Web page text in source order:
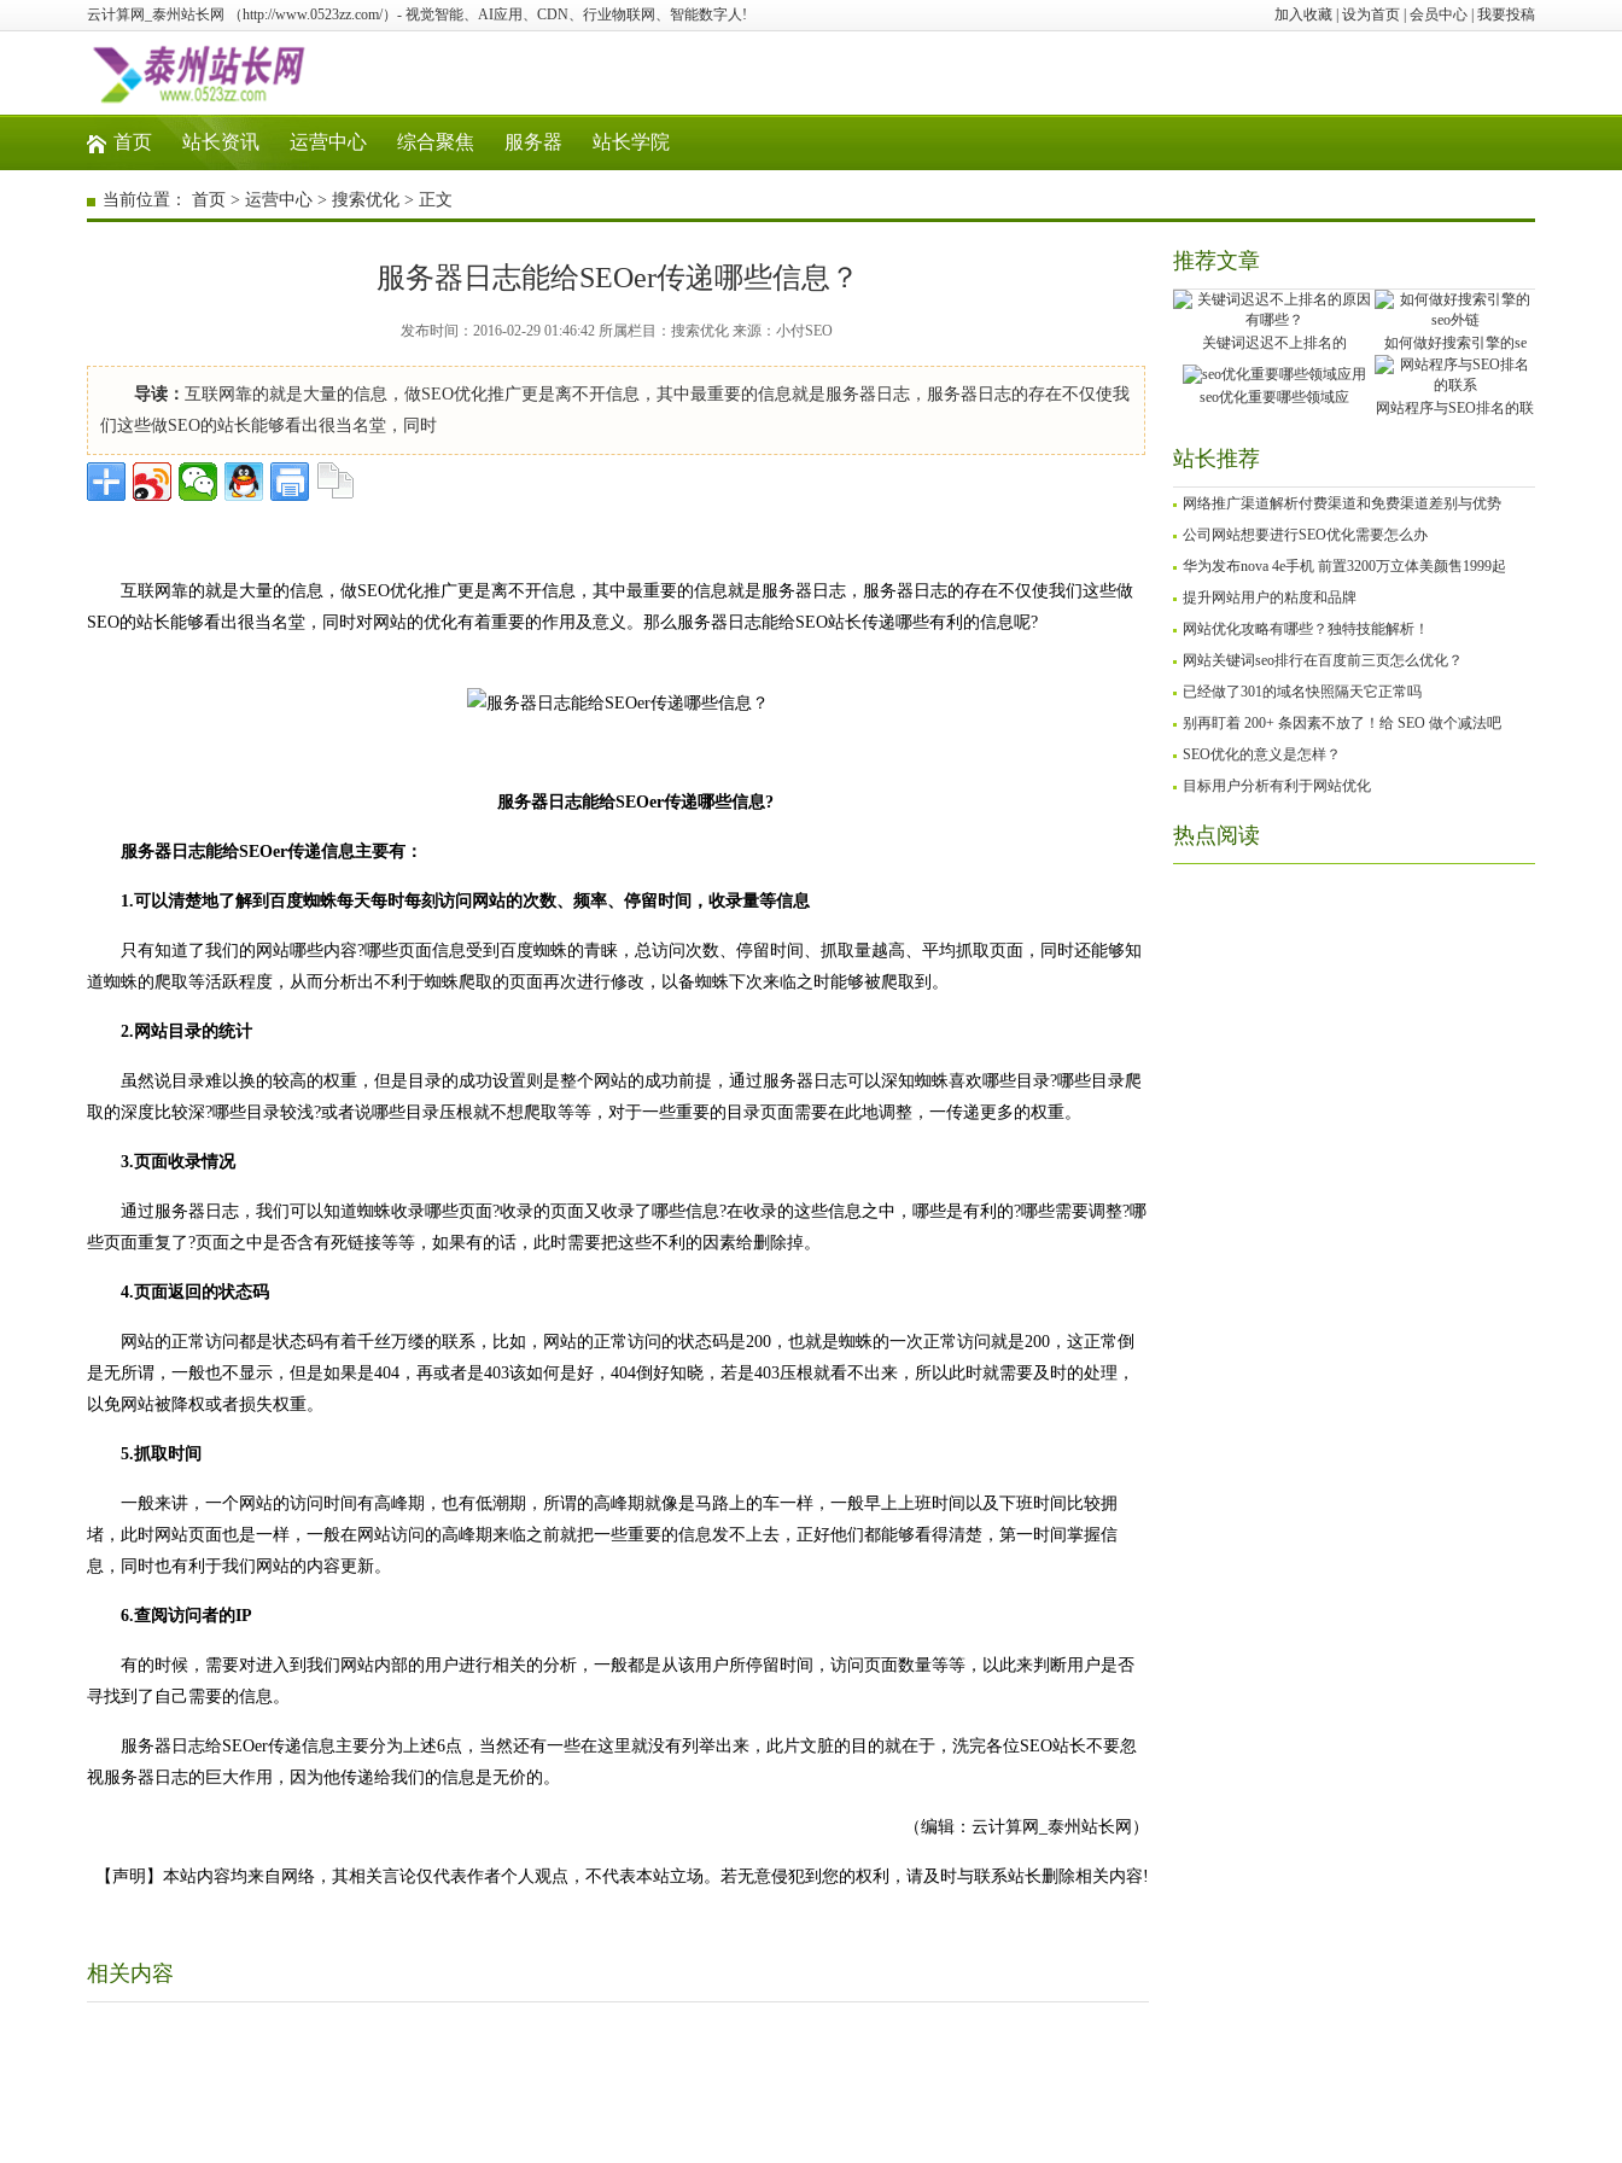
加入收藏 设为首页 会员中心 我要投稿
云计算网_泰州站长网 （http://www.0523zz.com/）- 视觉智能、AI应用、CDN、行业物联网、智能数字人!
首页 站长资讯 运营中心 综合聚焦 服务器 站长学院
当前位置： 首页 > 运营中心 > 搜索优化 > 正文
服务器日志能给SEOer传递哪些信息？
发布时间：2016-02-29 01:46:42 所属栏目：搜索优化 来源：小付SEO
导读： 互联网靠的就是大量的信息，做SEO优化推广更是离不开信息，其中最重要的信息就是服务器日志，服务器日志的存在不仅使我
们这些做SEO的站长能够看出很当名堂，同时
互联网靠的就是大量的信息，做SEO优化推广更是离不开信息，其中最重要的信息就是服务器日志，服务器日志的存在不仅使我们这些做
SEO的站长能够看出很当名堂，同时对网站的优化有着重要的作用及意义。那么服务器日志能给SEO站长传递哪些有利的信息呢?
服务器日志能给SEOer传递哪些信息?
服务器日志能给SEOer传递信息主要有：
1.可以清楚地了解到百度蜘蛛每天每时每刻访问网站的次数、频率、停留时间，收录量等信息
只有知道了我们的网站哪些内容?哪些页面信息受到百度蜘蛛的青睐，总访问次数、停留时间、抓取量越高、平均抓取页面，同时还能够知
道蜘蛛的爬取等活跃程度，从而分析出不利于蜘蛛爬取的页面再次进行修改，以备蜘蛛下次来临之时能够被爬取到。
2.网站目录的统计
虽然说目录难以换的较高的权重，但是目录的成功设置则是整个网站的成功前提，通过服务器日志可以深知蜘蛛喜欢哪些目录?哪些目录爬
取的深度比较深?哪些目录较浅?或者说哪些目录压根就不想爬取等等，对于一些重要的目录页面需要在此地调整，一传递更多的权重。
3.页面收录情况
通过服务器日志，我们可以知道蜘蛛收录哪些页面?收录的页面又收录了哪些信息?在收录的这些信息之中，哪些是有利的?哪些需要调整?哪
些页面重复了?页面之中是否含有死链接等等，如果有的话，此时需要把这些不利的因素给删除掉。
4.页面返回的状态码
网站的正常访问都是状态码有着千丝万缕的联系，比如，网站的正常访问的状态码是200，也就是蜘蛛的一次正常访问就是200，这正常倒
是无所谓，一般也不显示，但是如果是404，再或者是403该如何是好，404倒好知晓，若是403压根就看不出来，所以此时就需要及时的处理，
以免网站被降权或者损失权重。
5.抓取时间
一般来讲，一个网站的访问时间有高峰期，也有低潮期，所谓的高峰期就像是马路上的车一样，一般早上上班时间以及下班时间比较拥
堵，此时网站页面也是一样，一般在网站访问的高峰期来临之前就把一些重要的信息发不上去，正好他们都能够看得清楚，第一时间掌握信
息，同时也有利于我们网站的内容更新。
6.查阅访问者的IP
有的时候，需要对进入到我们网站内部的用户进行相关的分析，一般都是从该用户所停留时间，访问页面数量等等，以此来判断用户是否
寻找到了自己需要的信息。
服务器日志给SEOer传递信息主要分为上述6点，当然还有一些在这里就没有列举出来，此片文脏的目的就在于，洗完各位SEO站长不要忽
视服务器日志的巨大作用，因为他传递给我们的信息是无价的。
（编辑：云计算网_泰州站长网）
【声明】本站内容均来自网络，其相关言论仅代表作者个人观点，不代表本站立场。若无意侵犯到您的权利，请及时与联系站长删除相关内容!
相关内容
推荐文章
关键词迟迟不上排名的 如何做好搜索引擎的se
seo优化重要哪些领域应
网站程序与SEO排名的联
站长推荐
网络推广渠道解析付费渠道和免费渠道差别与优势
公司网站想要进行SEO优化需要怎么办
华为发布nova 4e手机 前置3200万立体美颜售1999起
提升网站用户的粘度和品牌
网站优化攻略有哪些？独特技能解析！
网站关键词seo排行在百度前三页怎么优化？
已经做了301的域名快照隔天它正常吗
别再盯着 200+ 条因素不放了！给 SEO 做个减法吧
SEO优化的意义是怎样？
目标用户分析有利于网站优化
热点阅读